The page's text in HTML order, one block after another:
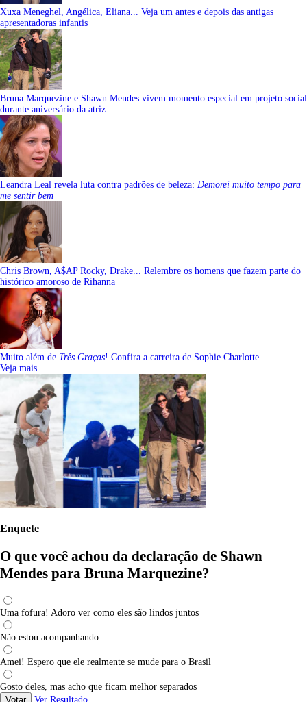
Xuxa Meneghel, Angélica, Eliana... Veja um antes e depois das antigas
apresentadoras infantis
Bruna Marquezine e Shawn Mendes vivem momento especial em projeto social
durante aniversário da atriz
Leandra Leal revela luta contra padrões de beleza: Demorei muito tempo para
me sentir bem
Chris Brown, A$AP Rocky, Drake... Relembre os homens que fazem parte do
histórico amoroso de Rihanna
Muito além de Três Graças! Confira a carreira de Sophie Charlotte
Veja mais
Enquete
O que você achou da declaração de Shawn
Mendes para Bruna Marquezine?
Uma fofura! Adoro ver como eles são lindos juntos
Não estou acompanhando
Amei! Espero que ele realmente se mude para o Brasil
Gosto deles, mas acho que ficam melhor separados
Votar
Ver Resultado